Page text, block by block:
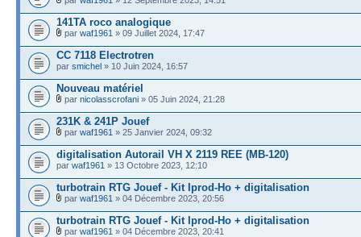
141TA roco analogique
par waf1961 » 09 Juillet 2024, 17:47
CC 7118 Electrotren
par smichel » 10 Juin 2024, 16:57
Nouveau matériel
par nicolasscrofani » 05 Juin 2024, 21:28
231K & 241P Jouef
par waf1961 » 25 Janvier 2024, 09:32
digitalisation Autorail VH X 2119 REE (MB-120)
par waf1961 » 13 Octobre 2023, 12:10
turbotrain RTG Jouef - Kit Iprod-Ho + digitalisation
par waf1961 » 04 Décembre 2023, 20:56
turbotrain RTG Jouef - Kit Iprod-Ho + digitalisation
par waf1961 » 04 Décembre 2023, 20:41